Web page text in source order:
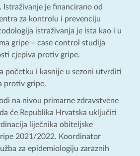
je financirano od
za kontrolu i prevenciju
istraživanja je ista kao i u
gripe – case control studija
cjepiva protiv gripe.
početku i kasnije u sezoni utvrditi
protiv gripe.
na nivou primarne zdravstvene
će Republika Hrvatska uključiti
liječnika obiteljske
2021/2022. Koordinator
za epidemiologiju zaraznih